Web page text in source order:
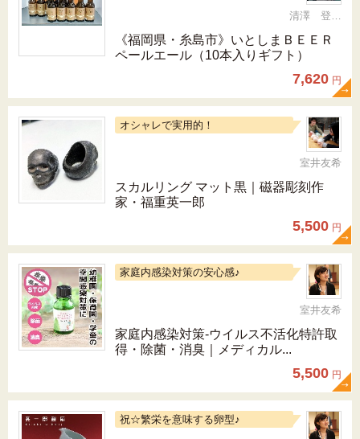
清澤 登希子
《福岡県・糸島市》いとしまＢＥＥＲ
ペールエール（10本入りギフト）
7,620 円
オシャレで実用的！
室井友希
スカルリング マット黒｜磁器彫刻作
家・福重英一郎
5,500 円
家庭内感染対策の安心感♪
室井友希
家庭内感染対策-ウイルス不活化特許取
得・除菌・消臭｜メディカル...
5,500 円
祝☆繁栄を意味する卵型♪